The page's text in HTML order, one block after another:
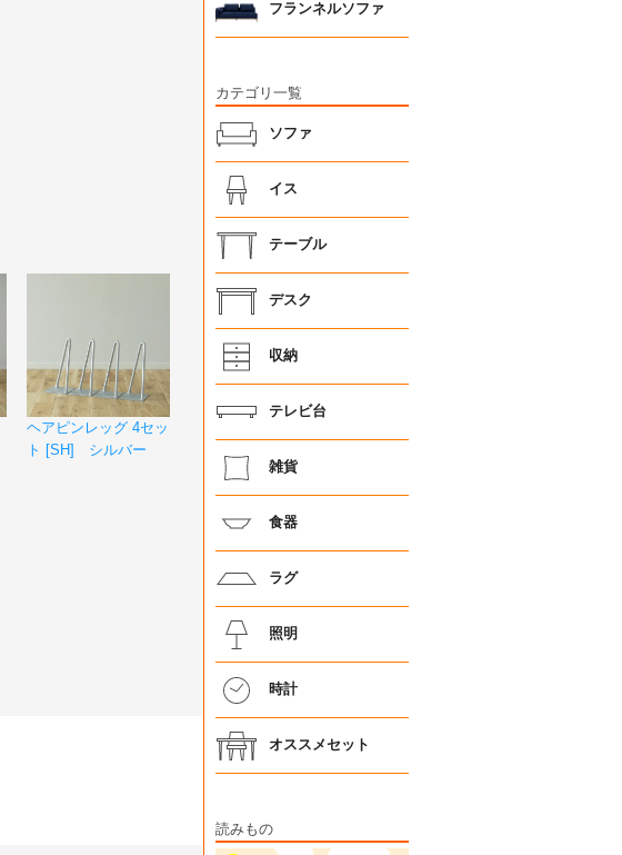
ヘアピンレッグ 4セッ
ト [SH] シルバー
フランネルソファ
カテゴリ一覧
ソファ
イス
テーブル
デスク
収納
テレビ台
雑貨
食器
ラグ
照明
時計
オススメセット
読みもの